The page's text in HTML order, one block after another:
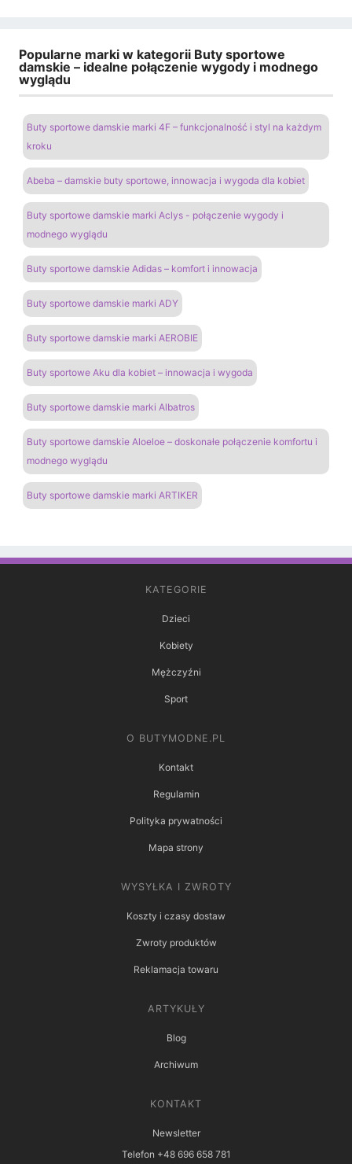
Popularne marki w kategorii Buty sportowe
damskie – idealne połączenie wygody i modnego
wyglądu
Buty sportowe damskie marki 4F – funkcjonalność i styl na każdym
kroku
Abeba – damskie buty sportowe, innowacja i wygoda dla kobiet
Buty sportowe damskie marki Aclys - połączenie wygody i
modnego wyglądu
Buty sportowe damskie Adidas – komfort i innowacja
Buty sportowe damskie marki ADY
Buty sportowe damskie marki AEROBIE
Buty sportowe Aku dla kobiet – innowacja i wygoda
Buty sportowe damskie marki Albatros
Buty sportowe damskie Aloeloe – doskonałe połączenie komfortu i
modnego wyglądu
Buty sportowe damskie marki ARTIKER
KATEGORIE
Dzieci
Kobiety
Mężczyźni
Sport
O BUTYMODNE.PL
Kontakt
Regulamin
Polityka prywatności
Mapa strony
WYSYŁKA I ZWROTY
Koszty i czasy dostaw
Zwroty produktów
Reklamacja towaru
ARTYKUŁY
Blog
Archiwum
KONTAKT
Newsletter
Telefon +48 696 658 781